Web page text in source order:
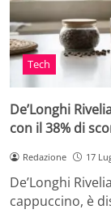
Tech
De’Longhi
con il 38% di
Redazione 17
De’Longhi
cappuccino, è